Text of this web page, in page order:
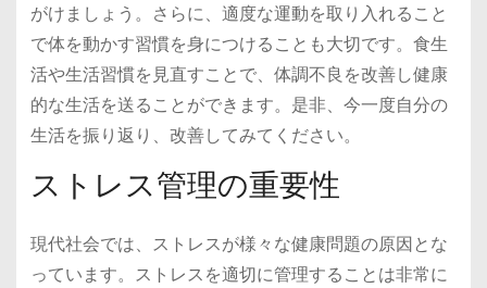
がけましょう。さらに、適度な運動を取り入れること
で体を動かす習慣を身につけることも大切です。食生
活や生活習慣を見直すことで、体調不良を改善し健康
的な生活を送ることができます。是非、今一度自分の
生活を振り返り、改善してみてください。
ストレス管理の重要性
現代社会では、ストレスが様々な健康問題の原因とな
っています。ストレスを適切に管理することは非常に